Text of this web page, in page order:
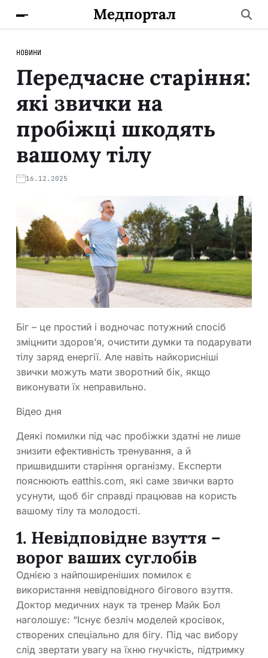
Медпортал
НОВИНИ
Передчасне старіння:
які звички на
пробіжці шкодять
вашому тілу
16.12.2025
Біг – це простий і водночас потужний спосіб
зміцнити здоров’я, очистити думки та подарувати
тілу заряд енергії. Але навіть найкорисніші
звички можуть мати зворотний бік, якщо
виконувати їх неправильно.
Відео дня
Деякі помилки під час пробіжки здатні не лише
знизити ефективність тренування, а й
пришвидшити старіння організму. Експерти
пояснюють eatthis.com, які саме звички варто
усунути, щоб біг справді працював на користь
вашому тілу та молодості.
1. Невідповідне взуття –
ворог ваших суглобів
Однією з найпоширеніших помилок є
використання невідповідного бігового взуття.
Доктор медичних наук та тренер Майк Бол
наголошує: “Існує безліч моделей кросівок,
створених спеціально для бігу. Під час вибору
слід звертати увагу на їхню гнучкість, підтримку